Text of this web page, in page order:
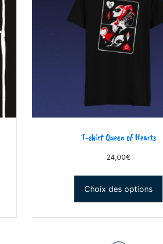
T-shirt Queen of Hearts
24,00€
Choix des options